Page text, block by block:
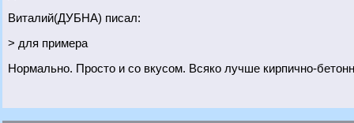
Виталий(ДУБНА) писал:
> для примера
Нормально. Просто и со вкусом. Всяко лучше кирпично-